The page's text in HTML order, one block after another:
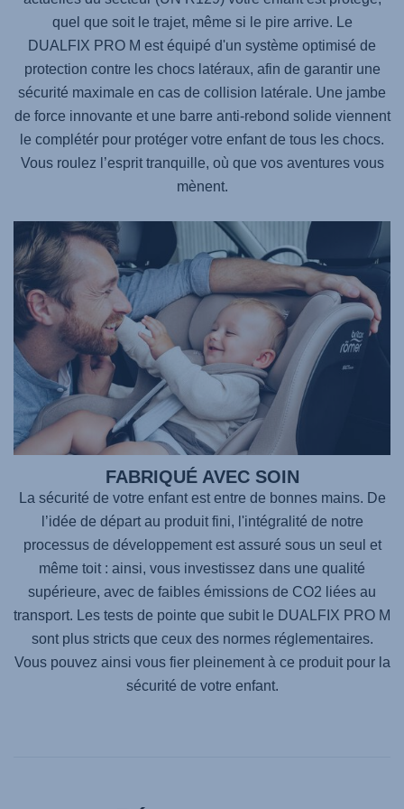
quel que soit le trajet, même si le pire arrive. Le
DUALFIX PRO M est équipé d'un système optimisé de
protection contre les chocs latéraux, afin de garantir une
sécurité maximale en cas de collision latérale. Une jambe
de force innovante et une barre anti-rebond solide viennent
le complétér pour protéger votre enfant de tous les chocs.
Vous roulez l’esprit tranquille, où que vos aventures vous
mènent.
FABRIQUÉ AVEC SOIN
La sécurité de votre enfant est entre de bonnes mains. De
l’idée de départ au produit fini, l'intégralité de notre
processus de développement est assuré sous un seul et
même toit : ainsi, vous investissez dans une qualité
supérieure, avec de faibles émissions de CO2 liées au
transport. Les tests de pointe que subit le DUALFIX PRO M
sont plus stricts que ceux des normes réglementaires.
Vous pouvez ainsi vous fier pleinement à ce produit pour la
sécurité de votre enfant.